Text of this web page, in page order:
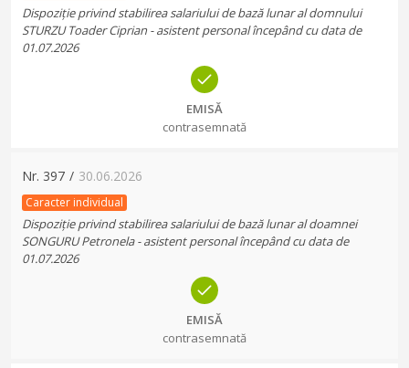
Dispoziție privind stabilirea salariului de bază lunar al domnului
STURZU Toader Ciprian - asistent personal începând cu data de
01.07.2026
EMISĂ
contrasemnată
Nr. 397 / 30.06.2026
Caracter individual
Dispoziție privind stabilirea salariului de bază lunar al doamnei
SONGURU Petronela - asistent personal începând cu data de
01.07.2026
EMISĂ
contrasemnată